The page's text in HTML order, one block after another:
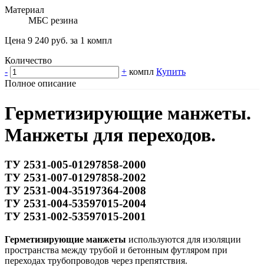
Материал
МБС резина
Цена 9 240 руб. за 1 компл
Количество
-
+ компл Купить
Полное описание
Герметизирующие манжеты.
Манжеты для переходов.
ТУ 2531-005-01297858-2000
ТУ 2531-007-01297858-2002
ТУ 2531-004-35197364-2008
ТУ 2531-004-53597015-2004
ТУ 2531-002-53597015-2001
Герметизирующие манжеты используются для изоляции
пространства между трубой и бетонным футляром при
переходах трубопроводов через препятствия.